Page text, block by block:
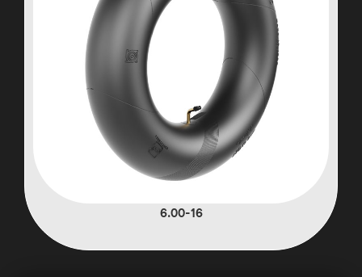
6.00-16